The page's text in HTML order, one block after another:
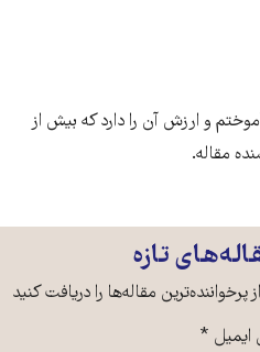
و ارزش آن را دارد که بیش از
مقاله.
تازه
مقاله‌ها را دریافت کنید
*